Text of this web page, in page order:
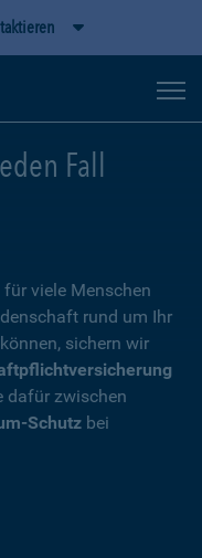
Fall
viele Menschen
rund um Ihr
sichern wir
dafür zwischen
Schutz bei